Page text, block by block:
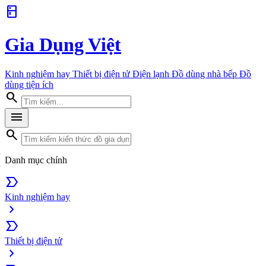
kitchen
Gia Dụng Việt
Kinh nghiệm hay Thiết bị điện tử Điện lạnh Đồ dùng nhà bếp Đồ
dùng tiện ích
search
menu
search
Danh mục chính
label_important
Kinh nghiệm hay
chevron_right
label_important
Thiết bị điện tử
chevron_right